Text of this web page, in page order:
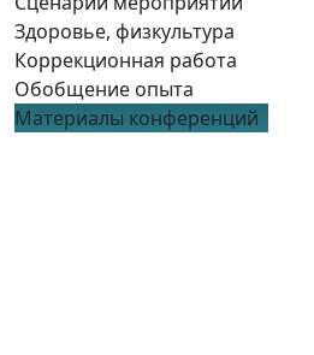
Здоровье, физкультура
Коррекционная работа
Обобщение опыта
Материалы конференций